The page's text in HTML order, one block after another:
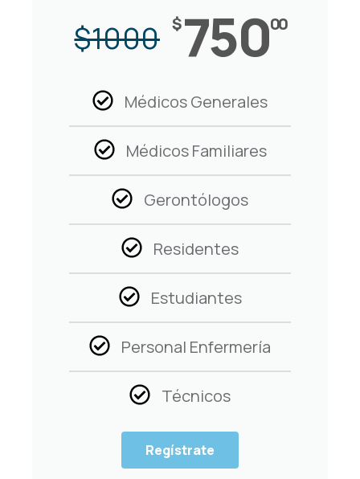
$1000 $ 75000
Médicos Generales
Médicos Familiares
Gerontólogos
Residentes
Estudiantes
Personal Enfermería
Técnicos
Regístrate